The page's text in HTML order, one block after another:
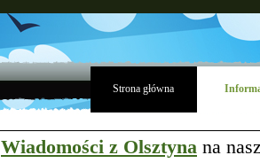
Strona główna
Wiadomości z Olsztyna na